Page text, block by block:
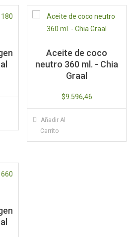
Aceite de coco
neutro 360 ml. - Chia
Graal
$9.596,46
Añadir Al
Carrito